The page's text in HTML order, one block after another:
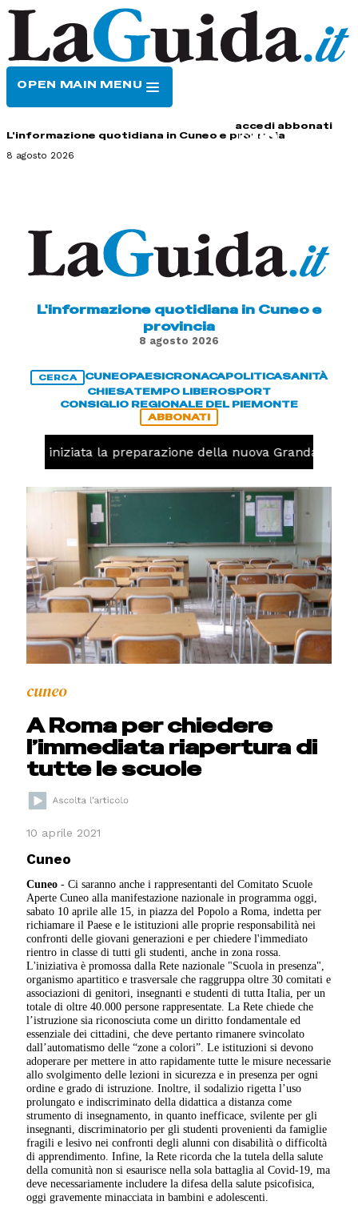
OPEN MAIN MENU
accedi abbonati
L'informazione quotidiana in Cuneo e provincia
8 agosto 2026
L'informazione quotidiana in Cuneo e
provincia
8 agosto 2026
CERCA CUNEOPAESICRONACAPOLITICASANITÀ
CHIESATEMPO LIBEROSPORT
CONSIGLIO REGIONALE DEL PIEMONTE
ABBONATI
iniziata la preparazione della nuova Granda Volley
cuneo
A Roma per chiedere
l’immediata riapertura di
tutte le scuole
10 aprile 2021
Cuneo
Cuneo - Ci saranno anche i rappresentanti del Comitato Scuole
Aperte Cuneo alla manifestazione nazionale in programma oggi,
sabato 10 aprile alle 15, in piazza del Popolo a Roma, indetta per
richiamare il Paese e le istituzioni alle proprie responsabilità nei
confronti delle giovani generazioni e per chiedere l'immediato
rientro in classe di tutti gli studenti, anche in zona rossa.
L'iniziativa è promossa dalla Rete nazionale "Scuola in presenza",
organismo apartitico e trasversale che raggruppa oltre 30 comitati e
associazioni di genitori, insegnanti e studenti di tutta Italia, per un
totale di oltre 40.000 persone rappresentate. La Rete chiede che
l’istruzione sia riconosciuta come un diritto fondamentale ed
essenziale dei cittadini, che deve pertanto rimanere svincolato
dall’automatismo delle “zone a colori”. Le istituzioni si devono
adoperare per mettere in atto rapidamente tutte le misure necessarie
allo svolgimento delle lezioni in sicurezza e in presenza per ogni
ordine e grado di istruzione. Inoltre, il sodalizio rigetta l’uso
prolungato e indiscriminato della didattica a distanza come
strumento di insegnamento, in quanto inefficace, svilente per gli
insegnanti, discriminatorio per gli studenti provenienti da famiglie
fragili e lesivo nei confronti degli alunni con disabilità o difficoltà
di apprendimento. Infine, la Rete ricorda che la tutela della salute
della comunità non si esaurisce nella sola battaglia al Covid-19, ma
deve necessariamente includere la difesa della salute psicofisica,
oggi gravemente minacciata in bambini e adolescenti.